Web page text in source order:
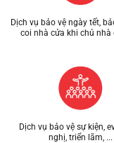
Dịch vụ bảo vệ ngày tết,
coi nhà cửa khi chủ nhà
Dịch vụ bảo vệ sự kiện,
nghị, triển lãm, ...